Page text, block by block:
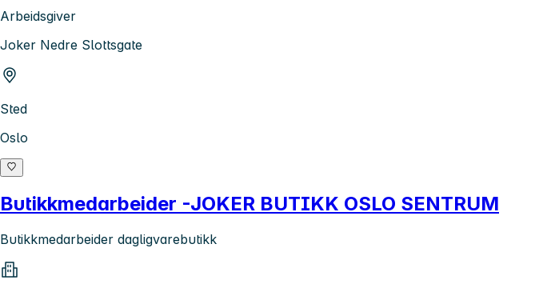
Arbeidsgiver
Joker Nedre Slottsgate
Sted
Oslo
Butikkmedarbeider -JOKER BUTIKK OSLO SENTRUM
Butikkmedarbeider dagligvarebutikk